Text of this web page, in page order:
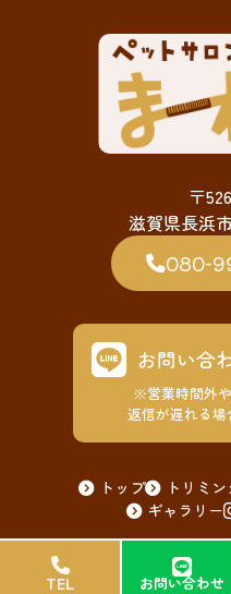
TEL お問い合わせ
TEL お問い合わせ
〒
滋賀県長浜
080-
お問い合
※営業時間外
返信が遅れる場
トップ トリミ
ギャラリー
© 2026 ペッ